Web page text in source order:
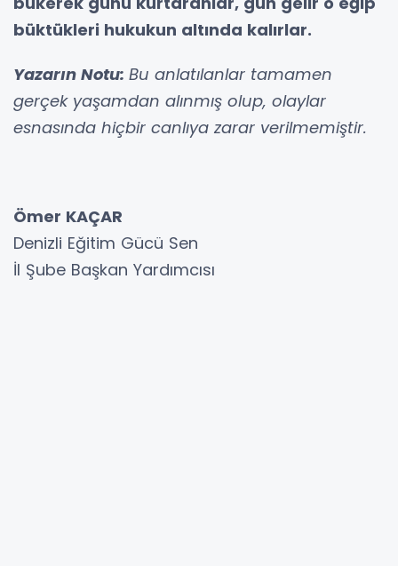
büktükleri hukukun altında kalırlar.
Yazarın Notu: Bu anlatılanlar tamamen
gerçek yaşamdan alınmış olup, olaylar
esnasında hiçbir canlıya zarar verilmemiştir.
Ömer KAÇAR
Denizli Eğitim Gücü Sen
İl Şube Başkan Yardımcısı